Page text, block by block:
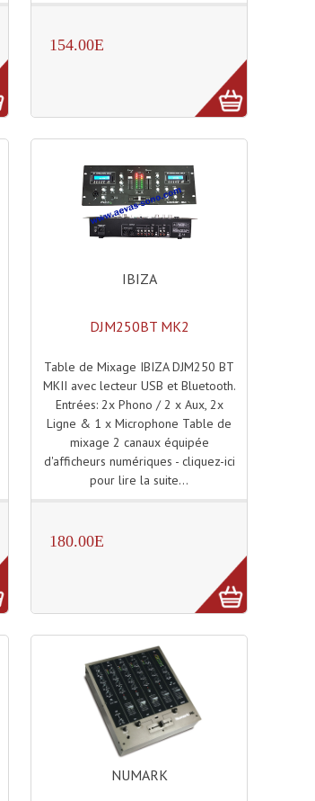
154.00E
IBIZA
DJM250BT MK2
Table de Mixage IBIZA DJM250 BT
MKII avec lecteur USB et Bluetooth.
Entrées: 2x Phono / 2 x Aux, 2x
Ligne & 1 x Microphone Table de
mixage 2 canaux équipée
d'afficheurs numériques - cliquez-ici
pour lire la suite...
180.00E
NUMARK